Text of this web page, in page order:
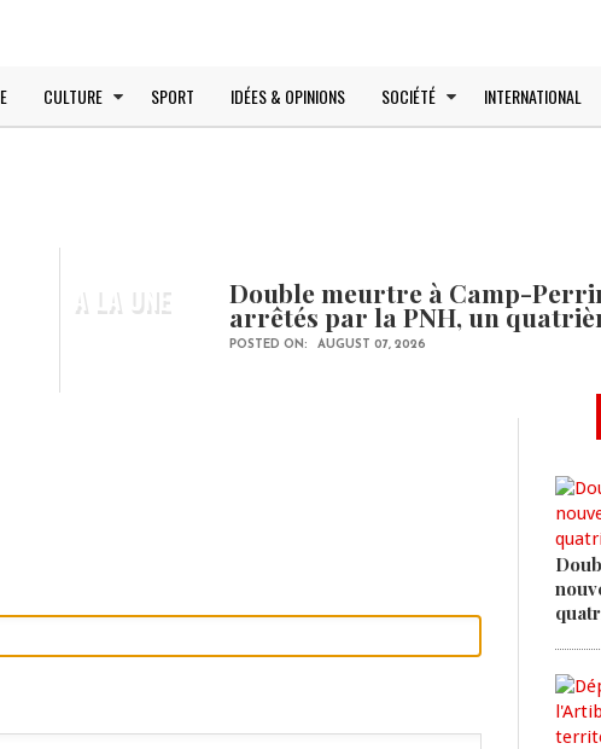
CULTURE SPORT IDÉES & OPINIONS SOCIÉTÉ INTERNATIONAL
A LA UNE Double meurtre à Camp-
arrêtés par la PNH, un
POSTED ON: AUGUST 07, 2026